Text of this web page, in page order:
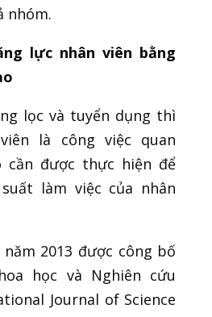
nhóm.
lực nhân viên bằng
lọc và tuyển dụng thì
là công việc quan
được thực hiện để
làm việc của nhân
2013 được công bố
học và Nghiên cứu
Journal of Science